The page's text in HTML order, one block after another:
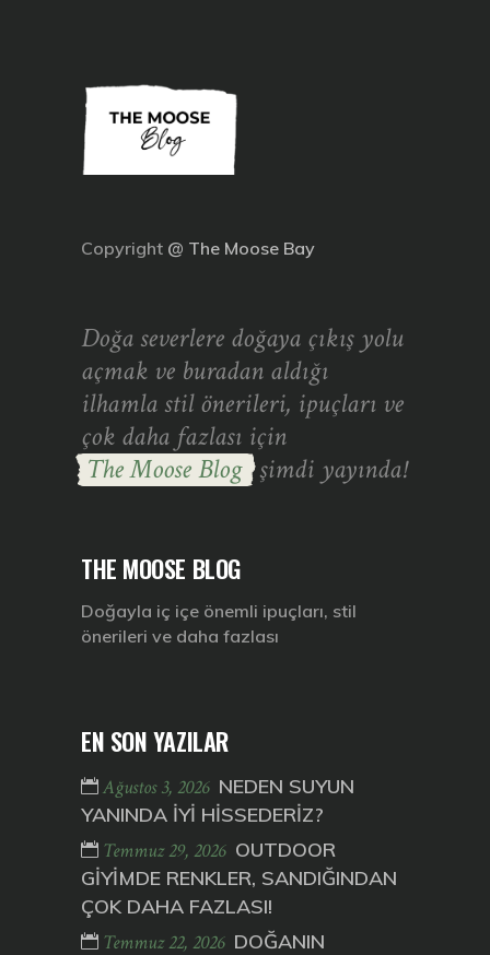
Copyright @ The Moose Bay
Doğa severlere doğaya çıkış yolu
açmak ve buradan aldığı
ilhamla stil önerileri, ipuçları ve
çok daha fazlası için
The Moose Blog şimdi yayında!
THE MOOSE BLOG
Doğayla iç içe önemli ipuçları, stil
önerileri ve daha fazlası
EN SON YAZILAR
Ağustos 3, 2026 NEDEN SUYUN
YANINDA İYİ HİSSEDERİZ?
Temmuz 29, 2026 OUTDOOR
GİYİMDE RENKLER, SANDIĞINDAN
ÇOK DAHA FAZLASI!
Temmuz 22, 2026 DOĞANIN